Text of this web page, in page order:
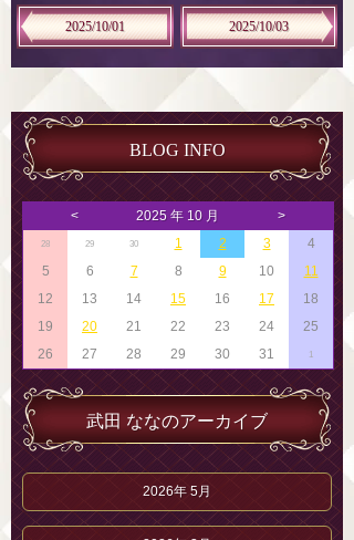
2025/10/01 2025/10/03
BLOG INFO
< 2025 年 10 月 >
28 29 30 1 2 3
4
5
6 7 8 9 10
11
12
13 14 15 16 17
18
19
20 21 22 23 24
25
26
27 28 29 30 31 1
武田 ななのアーカイブ
2026年 5月